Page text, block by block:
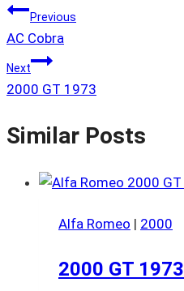
Previous
AC Cobra
Next
2000 GT 1973
Similar Posts
Alfa Romeo | 2000
2000 GT 1973